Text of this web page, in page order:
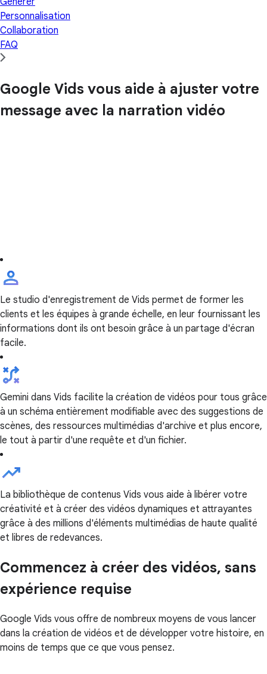
Personnalisation
Collaboration
FAQ
Google Vids vous aide à ajuster votre
message avec la narration vidéo
Le studio d'enregistrement de Vids permet de former les
clients et les équipes à grande échelle, en leur fournissant les
informations dont ils ont besoin grâce à un partage d'écran
facile.
Gemini dans Vids facilite la création de vidéos pour tous grâce
à un schéma entièrement modifiable avec des suggestions de
scènes, des ressources multimédias d'archive et plus encore,
le tout à partir d'une requête et d'un fichier.
La bibliothèque de contenus Vids vous aide à libérer votre
créativité et à créer des vidéos dynamiques et attrayantes
grâce à des millions d'éléments multimédias de haute qualité
et libres de redevances.
Commencez à créer des vidéos, sans
expérience requise
Google Vids vous offre de nombreux moyens de vous lancer
dans la création de vidéos et de développer votre histoire, en
moins de temps que ce que vous pensez.